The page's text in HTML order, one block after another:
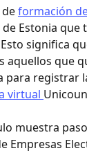
de formación
de Estonia
significa
aquellos que
para registrar
virtual
muestra
Empresas